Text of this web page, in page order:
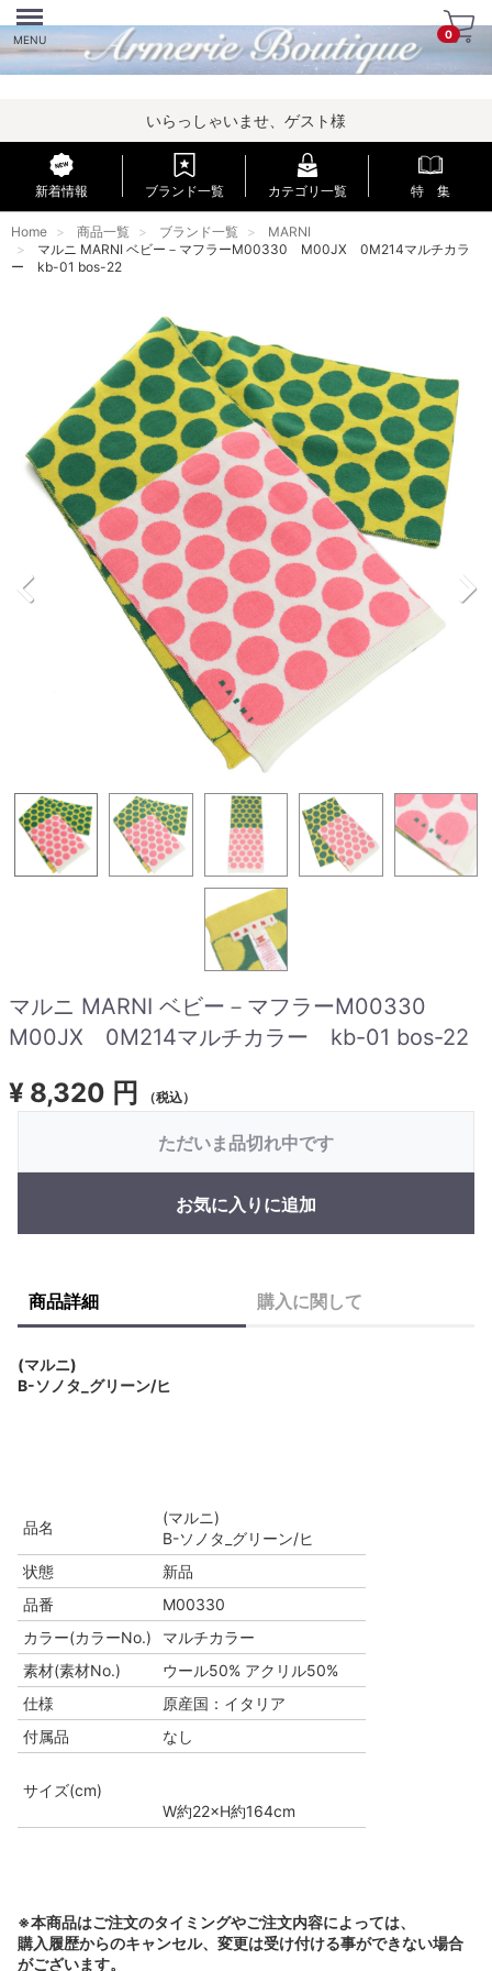
Menu
MENU 0
いらっしゃいませ、ゲスト様
新着情報 ブランド一覧 カテゴリ一覧 特 集
Home 商品一覧 ブランド一覧
MARNI
マルニ MARNI ベビー－マフラーM00330 M00JX 0M214マルチカラ
ー kb-01 bos-22
マルニ MARNI ベビー－マフラーM00330
M00JX 0M214マルチカラー kb-01 bos-22
¥ 8,320 円 （税込）
ただいま品切れ中です
お気に入りに追加
商品詳細 購入に関して
(マルニ)
B-ソノタ_グリーン/ヒ
品名
(マルニ)
B-ソノタ_グリーン/ヒ
状態
新品
品番
M00330
カラー(カラーNo.)
マルチカラー
素材(素材No.)
ウール50% アクリル50%
仕様
原産国：イタリア
付属品
なし
サイズ(cm)
W約22×H約164cm
※本商品はご注文のタイミングやご注文内容によっては、
購入履歴からのキャンセル、変更は受け付ける事ができない場合
がございます。